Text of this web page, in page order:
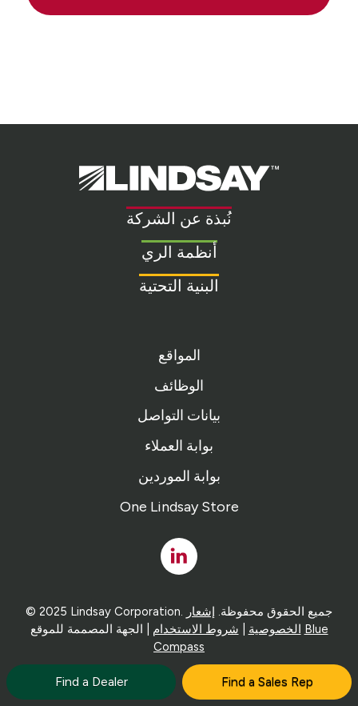
Find a Dealer Find a Sales Rep
Lindsay.
Link
homepage
نُبذة عن الشركة
أنظمة الري
البنية التحتية
المواقع
الوظائف
بيانات التواصل
بوابة العملاء
بوابة الموردين
One Lindsay Store
Linked
In
© 2025 Lindsay Corporation. جميع الحقوق محفوظة. إشعار
الخصوصية
شروط الاستخدام
Blue
Compass